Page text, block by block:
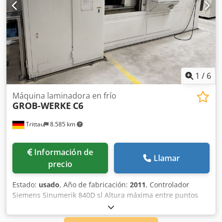
1 / 6
Trittau 8.585 km
Máquina laminadora en frío
GROB-WERKE C6
Información de
precio
Llamar
Estado: usado, Año de fabricación: 2011, Controlador
Siemens Sinumerik 840D sl Altura máxima entre puntos
1.150 mm Eje Z: 1.559 / 307 mm Eje X: 16 - 80 mm Diámetro
del círculo de oscilación: 92 mm Velocidades de rotación